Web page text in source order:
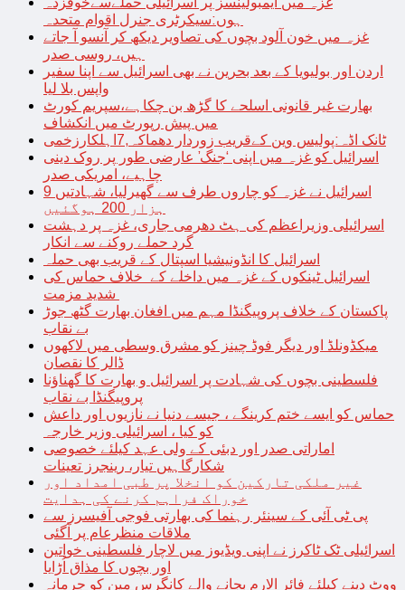
ہوں:سیکرٹری جنرل اقوام متحدہ
غزہ میں خون آلود بچوں کی تصاویر دیکھ کر آنسو آ جاتے
ہیں، روسی صدر
اردن اور بولیویا کے بعد بحرین نے بھی اسرائیل سے اپنا سفیر
واپس بلا لیا
بھارت غیر قانونی اسلحے کا گڑھ بن چکاہے،سپریم کورٹ
میں پیش رپورٹ میں انکشاف
ٹانک اڈہ:پولیس وین کےقریب زوردار دھماکہ,7اہلکارزخمی
اسرائیل کو غزہ میں اپنی ‘جنگ’ عارضی طور پر روک دینی
چاہیے، امریکی صدر
اسرائیل نے غزہ کو چاروں طرف سے گھیرلیا، شہادتیں 9
ہزار 200 ہوگئیں
اسرائیلی وزیراعظم کی ہٹ دھرمی جاری، غزہ پر دہشت
گرد حملے روکنے سے انکار
اسرائیل کا انڈونیشیا اسپتال کے قریب بھی حملہ
اسرائیل ٹینکوں کے غزہ میں داخلے کے خلاف حماس کی
پاکستان کے خلاف پروپیگنڈا مہم میں افغان بھارت گٹھ جوڑ
بے نقاب
میکڈونلڈ اور دیگر فوڈ چینز کو مشرق وسطی میں لاکھوں
ڈالر کا نقصان
فلسطینی بچوں کی شہادت پر اسرائیل و بھارت کا گھناؤنا
پروپیگنڈا بے نقاب
حماس کو ایسے ختم کرینگے ، جیسے دنیا نے نازیوں اور داعش
کو کیا ، اسرائیلی وزیر خارجہ
اماراتی صدر اور دبئی کے ولی عہد کیلئے خصوصی
شکارگاہیں تیار، رینجرز تعینات
غیر ملکی تارکین کو انخلا پر طبی امداد اور
خوراک فراہم کرنے کی ہدایت
پی ٹی آئی کے سینئر رہنما کی بھارتی فوجی آفیسرز سے
ملاقات منظرعام پر آگئی
اسرائیلی ٹک ٹاکرز نے اپنی ویڈیوز میں لاچار فلسطینی خواتین
اور بچوں کا مذاق اُڑایا
ووٹ دینے کیلئے فائر الارم بجانے والے کانگرس مین کو جرمانہ